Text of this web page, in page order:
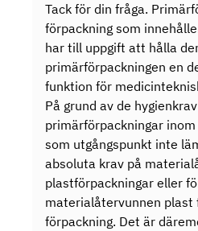
Tack för din fråga.
förpackning som
har till uppgift att hålla
primärförpackningen en
funktion för
På grund av de
primärförpackningar
som utgångspunkt inte
absoluta krav på
plastförpackningar eller
materialåtervunnen plast
förpackning. Det är